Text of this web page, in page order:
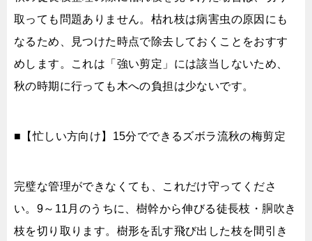
取っても問題ありません。枯れ枝は病害虫の原因にも
なるため、見つけた時点で除去しておくことをおすす
めします。これは「強い剪定」には該当しないため、
秋の時期に行っても木への負担は少ないです。
■【忙しい方向け】15分でできるズボラ流秋の梅剪定
完璧な管理ができなくても、これだけ守ってくださ
い。9～11月のうちに、樹幹から伸びる徒長枝・胴吹き
枝を切り取ります。樹形を乱す飛び出した枝を間引き